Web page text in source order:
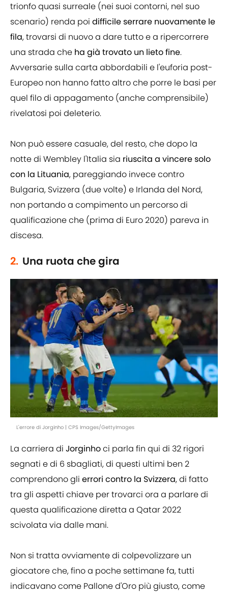
trionfo quasi surreale (nei suoi contorni, nel suo
scenario) renda poi difficile serrare nuovamente le
fila, trovarsi di nuovo a dare tutto e a ripercorrere
una strada che ha già trovato un lieto fine.
Avversarie sulla carta abbordabili e l'euforia post-
Europeo non hanno fatto altro che porre le basi per
quel filo di appagamento (anche comprensibile)
rivelatosi poi deleterio.
Non può essere casuale, del resto, che dopo la
notte di Wembley l'Italia sia riuscita a vincere solo
con la Lituania, pareggiando invece contro
Bulgaria, Svizzera (due volte) e Irlanda del Nord,
non portando a compimento un percorso di
qualificazione che (prima di Euro 2020) pareva in
discesa.
2. Una ruota che gira
L'errore di Jorginho | CPS Images/GettyImages
La carriera di Jorginhoci parla fin qui di 32 rigori
segnati e di 6 sbagliati, di questi ultimi ben 2
comprendono gli errori contro la Svizzera, di fatto
tra gli aspetti chiave per trovarci ora a parlare di
questa qualificazione diretta a Qatar 2022
scivolata via dalle mani.
Non si tratta ovviamente di colpevolizzare un
giocatore che, fino a poche settimane fa, tutti
indicavano come Pallone d'Oro più giusto, come